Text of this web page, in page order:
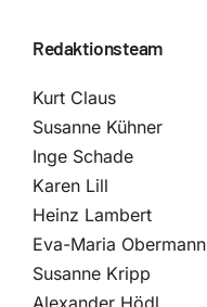
Redaktionsteam
Kurt Claus
Susanne Kühner
Inge Schade
Karen Lill
Heinz Lambert
Eva-Maria Obermann
Susanne Kripp